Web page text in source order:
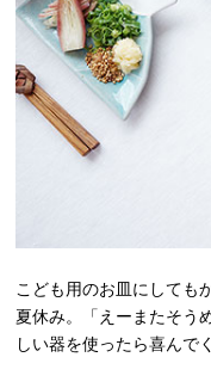
こども用のお皿にしても
夏休み。「えーまたそう
しい器を使ったら喜んで